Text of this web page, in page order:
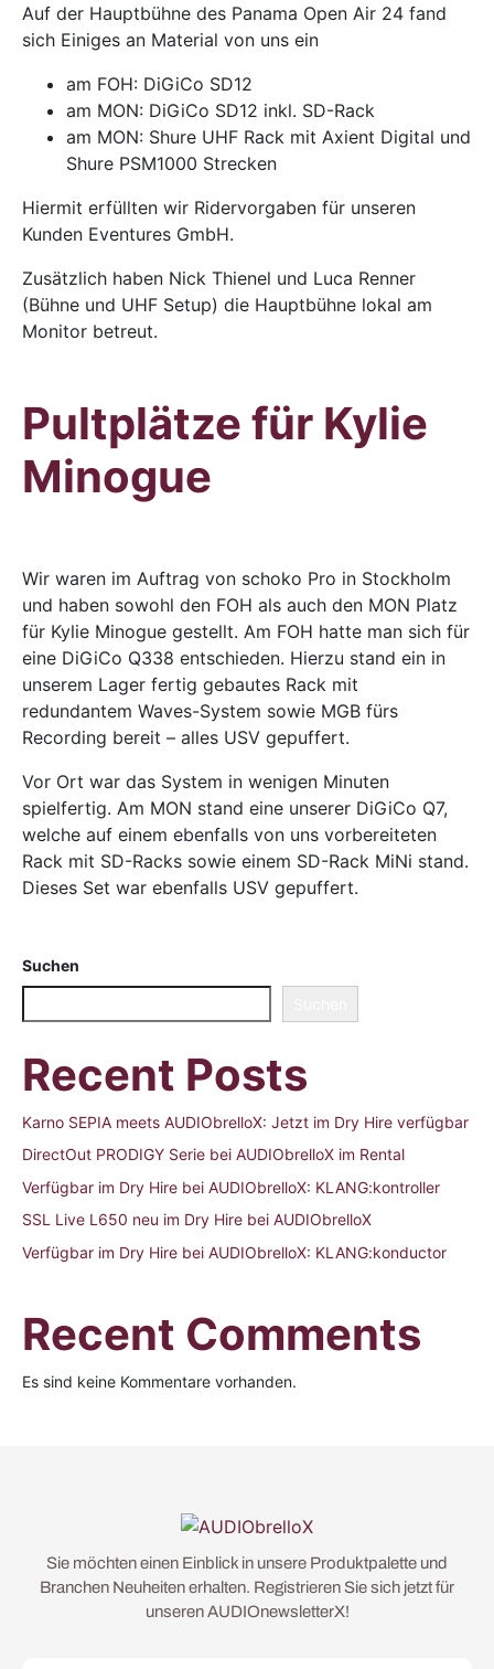
Auf der Hauptbühne des Panama Open Air 24 fand
sich Einiges an Material von uns ein
am FOH: DiGiCo SD12
am MON: DiGiCo SD12 inkl. SD-Rack
am MON: Shure UHF Rack mit Axient Digital und
Shure PSM1000 Strecken
Hiermit erfüllten wir Ridervorgaben für unseren
Kunden Eventures GmbH.
Zusätzlich haben Nick Thienel und Luca Renner
(Bühne und UHF Setup) die Hauptbühne lokal am
Monitor betreut.
Pultplätze für Kylie
Minogue
Wir waren im Auftrag von schoko Pro in Stockholm
und haben sowohl den FOH als auch den MON Platz
für Kylie Minogue gestellt. Am FOH hatte man sich für
eine DiGiCo Q338 entschieden. Hierzu stand ein in
unserem Lager fertig gebautes Rack mit
redundantem Waves-System sowie MGB fürs
Recording bereit – alles USV gepuffert.
Vor Ort war das System in wenigen Minuten
spielfertig. Am MON stand eine unserer DiGiCo Q7,
welche auf einem ebenfalls von uns vorbereiteten
Rack mit SD-Racks sowie einem SD-Rack MiNi stand.
Dieses Set war ebenfalls USV gepuffert.
Suchen
Recent Posts
Karno SEPIA meets AUDIObrelloX: Jetzt im Dry Hire verfügbar
DirectOut PRODIGY Serie bei AUDIObrelloX im Rental
Verfügbar im Dry Hire bei AUDIObrelloX: KLANG:kontroller
SSL Live L650 neu im Dry Hire bei AUDIObrelloX
Verfügbar im Dry Hire bei AUDIObrelloX: KLANG:konductor
Recent Comments
Es sind keine Kommentare vorhanden.
Sie möchten einen Einblick in unsere Produktpalette und
Branchen Neuheiten erhalten. Registrieren Sie sich jetzt für
unseren AUDIOnewsletterX!